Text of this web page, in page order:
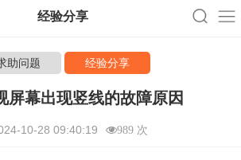
经验分享
助问题 经验分享
屏幕出现竖线的故障原因
10-28 09:40:19 989 次